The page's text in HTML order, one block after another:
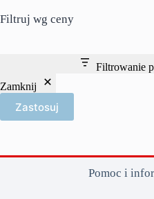
Filtruj wg ceny
Filtrowanie
Zamknij
Zastosuj
Pomoc i